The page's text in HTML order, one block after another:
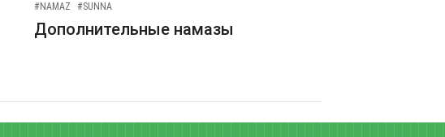
#NAMAZ #SUNNA
Дополнительные намазы